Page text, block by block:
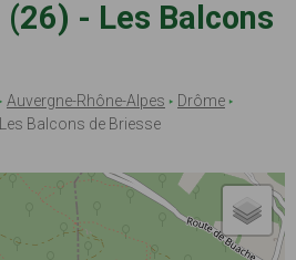
- Les Balcons
Auvergne-Rhône-Alpes
Drôme
Balcons de Briesse